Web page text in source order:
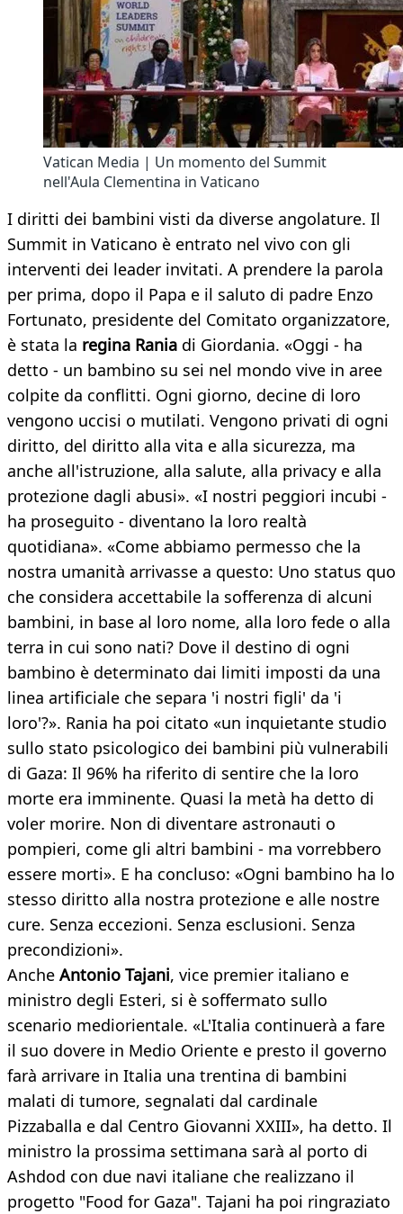
Vatican Media | Un momento del Summit
nell'Aula Clementina in Vaticano
I diritti dei bambini visti da diverse angolature. Il
Summit in Vaticano è entrato nel vivo con gli
interventi dei leader invitati. A prendere la parola
per prima, dopo il Papa e il saluto di padre Enzo
Fortunato, presidente del Comitato organizzatore,
è stata la regina Rania di Giordania. «Oggi - ha
detto - un bambino su sei nel mondo vive in aree
colpite da conflitti. Ogni giorno, decine di loro
vengono uccisi o mutilati. Vengono privati di ogni
diritto, del diritto alla vita e alla sicurezza, ma
anche all'istruzione, alla salute, alla privacy e alla
protezione dagli abusi». «I nostri peggiori incubi -
ha proseguito - diventano la loro realtà
quotidiana». «Come abbiamo permesso che la
nostra umanità arrivasse a questo: Uno status quo
che considera accettabile la sofferenza di alcuni
bambini, in base al loro nome, alla loro fede o alla
terra in cui sono nati? Dove il destino di ogni
bambino è determinato dai limiti imposti da una
linea artificiale che separa 'i nostri figli' da 'i
loro'?». Rania ha poi citato «un inquietante studio
sullo stato psicologico dei bambini più vulnerabili
di Gaza: Il 96% ha riferito di sentire che la loro
morte era imminente. Quasi la metà ha detto di
voler morire. Non di diventare astronauti o
pompieri, come gli altri bambini - ma vorrebbero
essere morti». E ha concluso: «Ogni bambino ha lo
stesso diritto alla nostra protezione e alle nostre
cure. Senza eccezioni. Senza esclusioni. Senza
precondizioni».
Anche Antonio Tajani, vice premier italiano e
ministro degli Esteri, si è soffermato sullo
scenario mediorientale. «L'Italia continuerà a fare
il suo dovere in Medio Oriente e presto il governo
farà arrivare in Italia una trentina di bambini
malati di tumore, segnalati dal cardinale
Pizzaballa e dal Centro Giovanni XXIII», ha detto. Il
ministro la prossima settimana sarà al porto di
Ashdod con due navi italiane che realizzano il
progetto "Food for Gaza". Tajani ha poi ringraziato